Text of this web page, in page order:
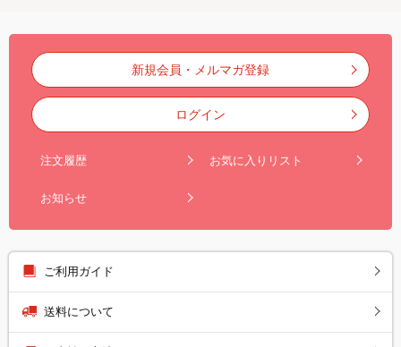
新規会員・メルマガ登録
ログイン
注文履歴 お気に入りリスト
お知らせ
ご利用ガイド
送料について